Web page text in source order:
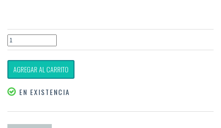
AGREGAR AL CARRITO
EN EXISTENCIA